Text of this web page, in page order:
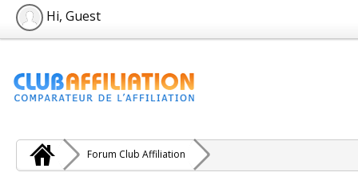
Hi, Guest
Forum Club Affiliation